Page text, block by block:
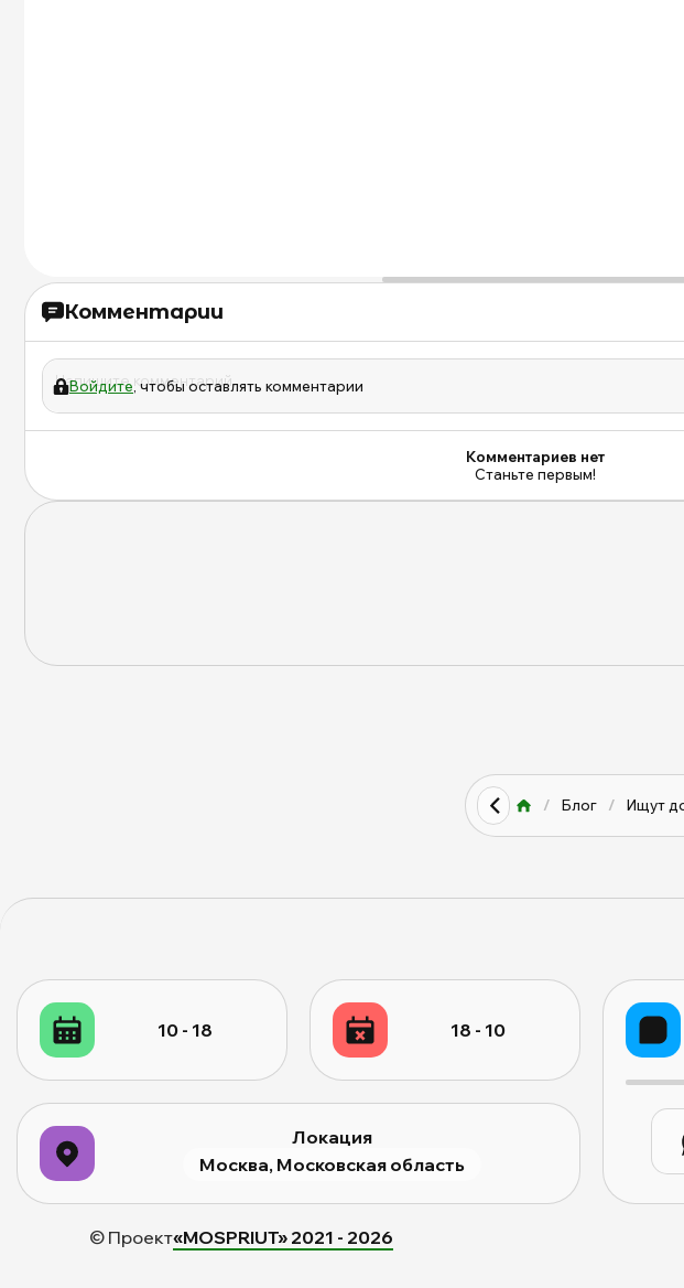
Комментарии
Войдите, чтобы оставлять комментарии
Комментариев нет
Станьте первым!
/ Блог / Ищут
10 - 18 18 - 10
Локация
Москва, Московская область
© Проект«MOSPRIUT» 2021 - 2026